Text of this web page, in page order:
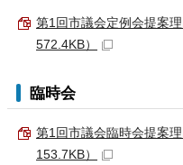
第1回市議会定例会提案
572.4KB）
臨時会
第1回市議会臨時会提案
153.7KB）